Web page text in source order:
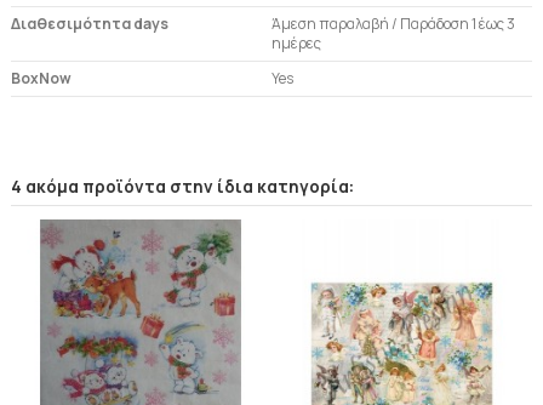
Διαθεσιμότητα days
Άμεση παραλαβή / Παράδoση 1 έως 3
ημέρες
BoxNow
Yes
4 ακόμα προϊόντα στην ίδια κατηγορία: